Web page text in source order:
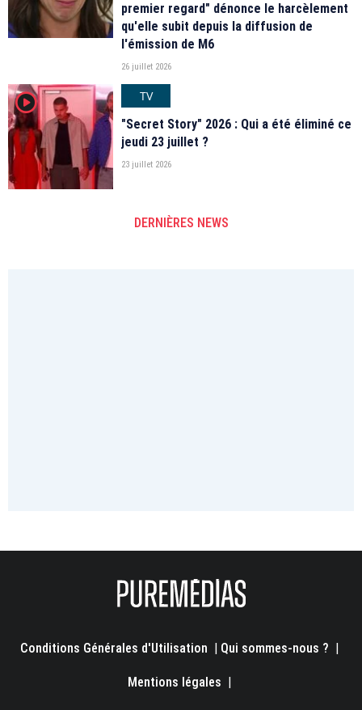
premier regard" dénonce le harcèlement
qu'elle subit depuis la diffusion de
l'émission de M6
26 juillet 2026
player2
TV
"Secret Story" 2026 : Qui a été éliminé ce
jeudi 23 juillet ?
23 juillet 2026
DERNIÈRES NEWS
Conditions Générales d'Utilisation Qui sommes-nous ?
Mentions légales